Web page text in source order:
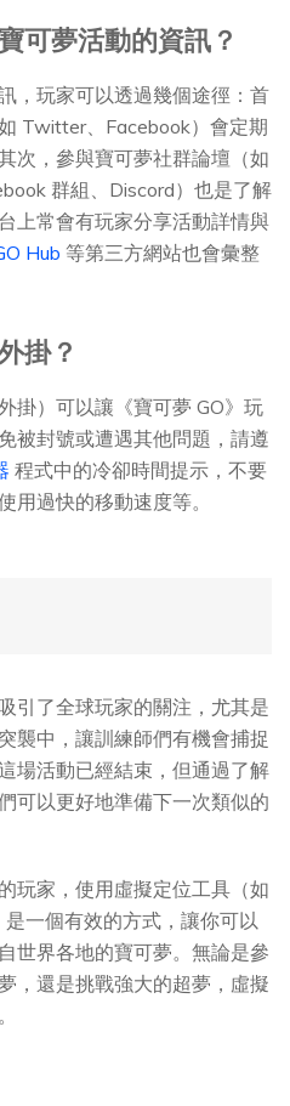
可夢活動的資訊？
，玩家可以透過幾個途徑：首
Twitter、Facebook）會定期
次，參與寶可夢社群論壇（如
群組、Discord）也是了解
上常會有玩家分享活動詳情與
Hub 等第三方網站也會彙整
掛？
掛）可以讓《寶可夢 GO》玩
被封號或遭遇其他問題，請遵
程式中的冷卻時間提示，不要
用過快的移動速度等。
引了全球玩家的關注，尤其是
襲中，讓訓練師們有機會捕捉
場活動已經結束，但通過了解
可以更好地準備下一次類似的
玩家，使用虛擬定位工具（如
一個有效的方式，讓你可以
世界各地的寶可夢。無論是參
，還是挑戰強大的超夢，虛擬